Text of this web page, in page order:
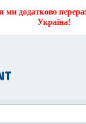
ми додатково
Україна!